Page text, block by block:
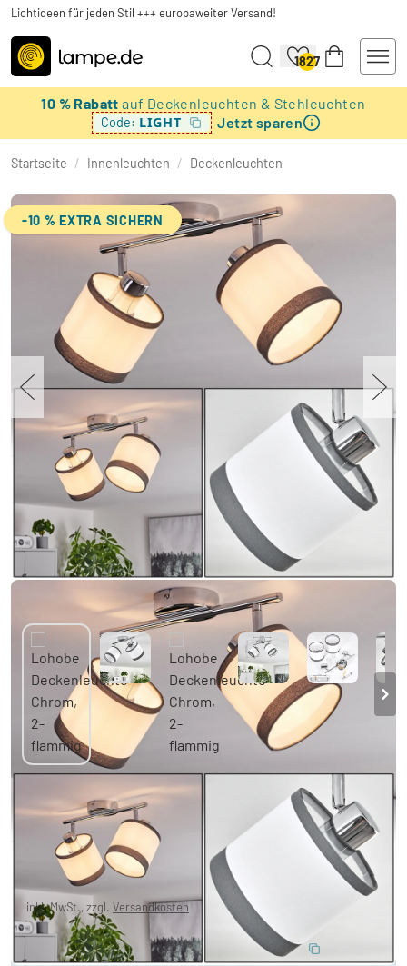
Lichtideen für jeden Stil +++ europaweiter Versand!
1827
10 % Rabattauf Deckenleuchten & Stehleuchten
Code: LIGHT Jetzt sparen
Startseite / Innenleuchten / Deckenleuchten
-10 % EXTRA SICHERN
Lohobe Deckenleuchte Chrom, 2-flammig
-64% 17,99 €
Sie sparen32,00 € 49,99 €
inkl. MwSt., zzgl. Versandkosten
10% RABATT EXTRA : LIGHT